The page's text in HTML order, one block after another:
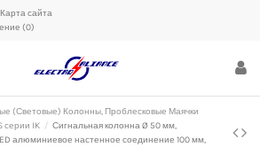
Карта сайта
(0)
(Световые) Колонны, Проблесковые Маячки
серии IK
Сигнальная колонна Ø 50 мм,
алюминиевое настенное соединение 100 мм,